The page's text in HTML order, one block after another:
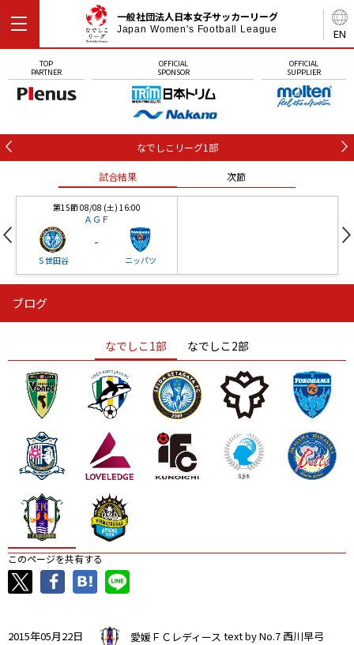
EN
一般社団法人日本女子サッカーリーグ
Japan Women's Football League
TOP
PARTNER
OFFICIAL
SPONSOR
OFFICIAL
SUPPLIER
なでしこリーグ1部
試合結果 次節
第15節 08/08 (土) 16:00
ＡＧＦ
Ｓ世田谷
-
ニッパツ
ニッパツ
ニッパツ 名古屋
石人の星
静岡 愛媛Ｌ
ブログ
なでしこ1部 なでしこ2部
このページを共有する
2015年05月22日 愛媛ＦＣレディース text by No.7 西川早弓